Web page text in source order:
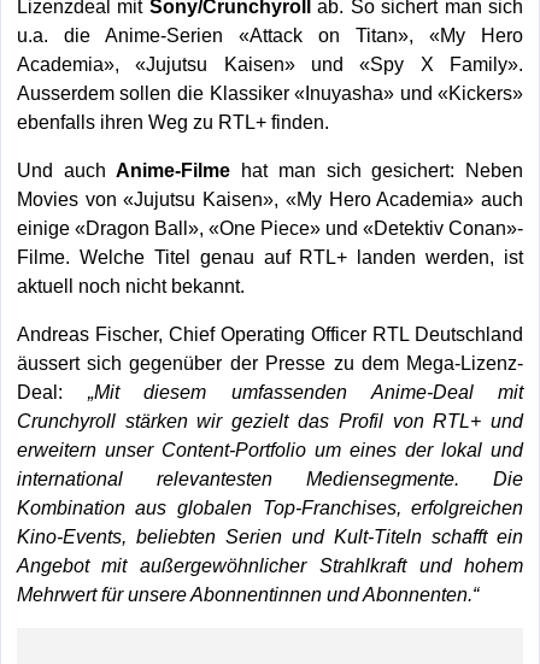
Lizenzdeal mit Sony/Crunchyrollab. So sichert man sich
u.a. die Anime-Serien «Attack on Titan», «My Hero
Academia», «Jujutsu Kaisen» und «Spy X Family».
Ausserdem sollen die Klassiker «Inuyasha» und «Kickers»
ebenfalls ihren Weg zu RTL+ finden.
Und auchAnime-Filme hat man sich gesichert: Neben
Movies von «Jujutsu Kaisen», «My Hero Academia» auch
einige «Dragon Ball», «One Piece» und «Detektiv Conan»-
Filme. Welche Titel genau auf RTL+ landen werden, ist
aktuell noch nicht bekannt.
Andreas Fischer, Chief Operating Officer RTL Deutschland
äussert sich gegenüber der Presse zu dem Mega-Lizenz-
Deal:
Mit diesem umfassenden Anime-Deal mit
Crunchyroll stärken wir gezielt das Profil von RTL+ und
erweitern unser Content-Portfolio um eines der lokal und
international relevantesten Mediensegmente. Die
Kombination aus globalen Top-Franchises, erfolgreichen
Kino-Events, beliebten Serien und Kult-Titeln schafft ein
Angebot mit außergewöhnlicher Strahlkraft und hohem
Mehrwert für unsere Abonnentinnen und Abonnenten.